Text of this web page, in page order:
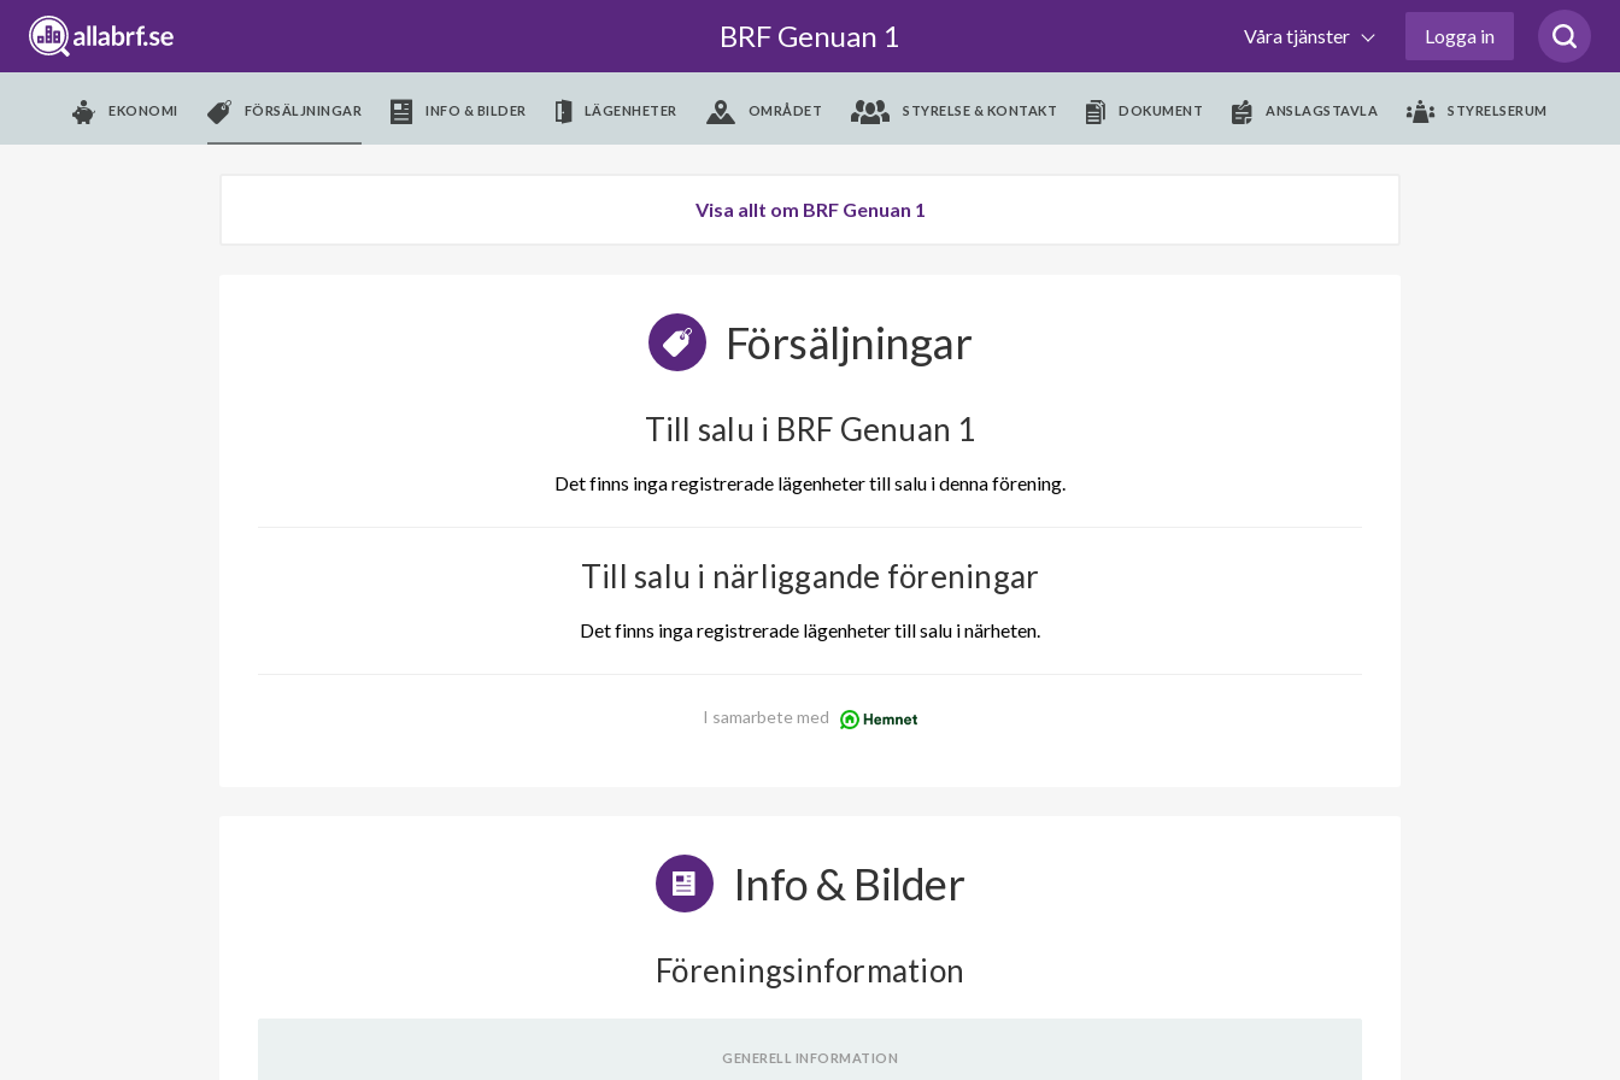
BRF Genuan 1 Våra tjänster Logga in
EKONOMI FÖRSÄLJNINGAR INFO & BILDER LÄGENHETER OMRÅDET STYRELSE & KONTAKT DOKUMENT ANSLAGSTAVLA STYRELSERUM
Visa allt om BRF Genuan 1
Försäljningar
Till salu i BRF Genuan 1
Det finns inga registrerade lägenheter till salu i denna förening.
Till salu i närliggande föreningar
Det finns inga registrerade lägenheter till salu i närheten.
I samarbete med
Info & Bilder
Föreningsinformation
GENERELL INFORMATION